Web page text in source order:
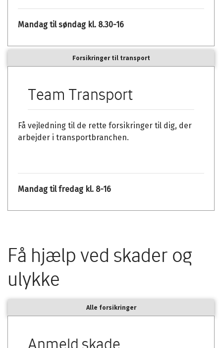
Mandag til søndag kl. 8.30-16
Forsikringer til transport
Team Transport
Få vejledning til de rette forsikringer til dig, der
arbejder i transportbranchen.
Mandag til fredag kl. 8-16
Få hjælp ved skader og
ulykke
Alle forsikringer
Anmeld skade